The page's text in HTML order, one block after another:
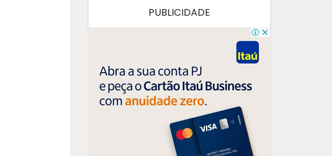
PUBLICIDADE